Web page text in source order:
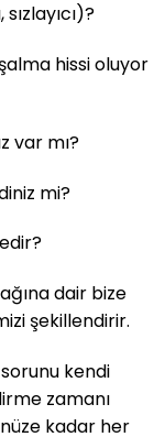
hissi oluyor
var mı?
mi?
dair bize
şekillendirir.
kendi
zamanı
kadar her